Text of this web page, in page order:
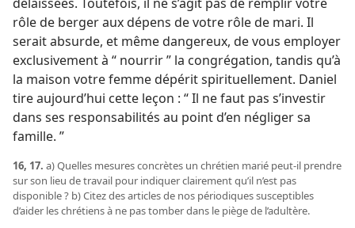
rôle de berger aux dépens de votre rôle de mari. Il
serait absurde, et même dangereux, de vous employer
exclusivement à “ nourrir ” la congrégation, tandis qu’à
la maison votre femme dépérit spirituellement. Daniel
tire aujourd’hui cette leçon : “ Il ne faut pas s’investir
dans ses responsabilités au point d’en négliger sa
famille. ”
16, 17. a) Quelles mesures concrètes un chrétien marié peut-​il prendre
sur son lieu de travail pour indiquer clairement qu’il n’est pas
disponible ? b) Citez des articles de nos périodiques susceptibles
d’aider les chrétiens à ne pas tomber dans le piège de l’adultère.